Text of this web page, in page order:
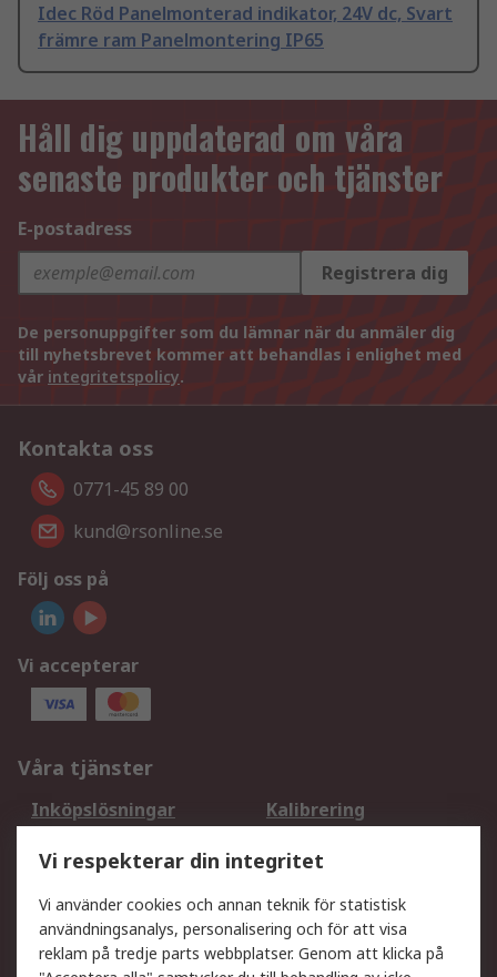
Idec Röd Panelmonterad indikator, 24V dc, Svart
främre ram Panelmontering IP65
Håll dig uppdaterad om våra
senaste produkter och tjänster
E-postadress
Registrera dig
De personuppgifter som du lämnar när du anmäler dig
till nyhetsbrevet kommer att behandlas i enlighet med
vår integritetspolicy.
Kontakta oss
0771-45 89 00
kund@rsonline.se
Följ oss på
Vi accepterar
Våra tjänster
Inköpslösningar
Kalibrering
DesignSpark
Teknisk Support
Ditt lokala säljteam
Exportlösningar
Support
Vi respekterar din integritet
Vi använder cookies och annan teknik för statistisk
användningsanalys, personalisering och för att visa
reklam på tredje parts webbplatser. Genom att klicka på